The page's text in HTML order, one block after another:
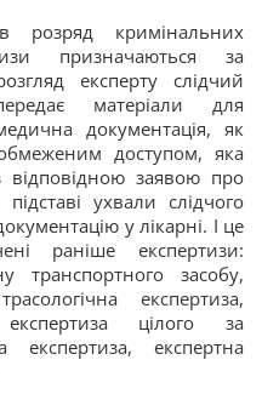
кримінальних
призначаються за
експерту слідчий
матеріали для
документація, як
доступом, яка
відповідною заявою про
ухвали слідчого
у лікарні. І це
раніше експертизи:
транспортного засобу,
експертиза,
експертиза цілого за
експертиза, експертна